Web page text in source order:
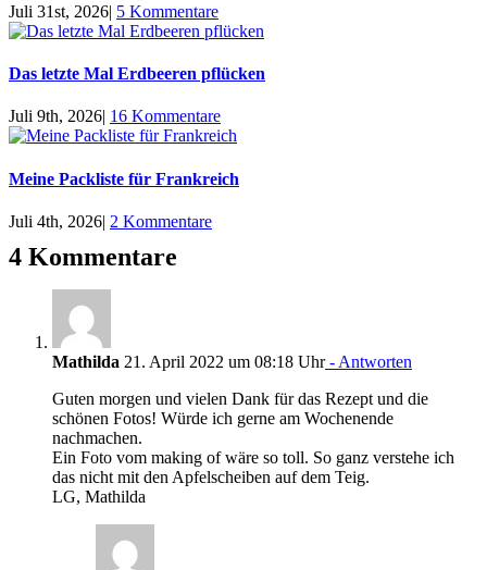
Juli 31st, 2026| 5 Kommentare
Das letzte Mal Erdbeeren pflücken
Juli 9th, 2026 16 Kommentare
Meine Packliste für Frankreich
Juli 4th, 2026| 2 Kommentare
4 Kommentare
Mathilda 21. April 2022 um 08:18 Uhr- Antworten
Guten morgen und vielen Dank für das Rezept und die
schönen Fotos! Würde ich gerne am Wochenende
nachmachen.
Ein Foto vom making of wäre so toll. So ganz verstehe ich
das nicht mit den Apfelscheiben auf dem Teig.
LG, Mathilda